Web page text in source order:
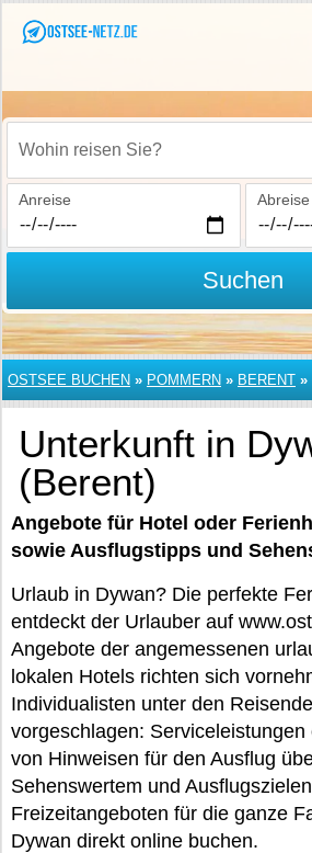
Wohin reisen Sie?
Anreise Abreise
Suchen
OSTSEE BUCHEN » POMMERN » BERENT »
Unterkunft in
(Berent)
Angebote für Hotel oder
sowie Ausflugstipps und
Urlaub in Dywan? Die perfekte
entdeckt der Urlauber auf
Angebote der angemessenen
lokalen Hotels richten sich
Individualisten unter den
vorgeschlagen:
von Hinweisen für den Ausflug
Sehenswertem und
Freizeitangeboten für die ganze
Dywan direkt online buchen.